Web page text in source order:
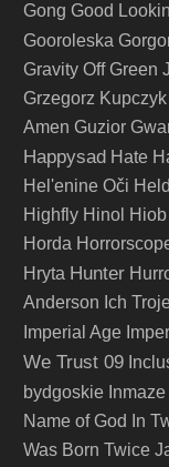
Gong Good
Gooroleska
Gravity Off Green
Grzegorz Kupczyk
Amen Guzior
Happysad Hate
Hel'enine Oči
Highfly Hinol
Horda
Hryta Hunter
Anderson Ich
Imperial Age
We Trust 09
bydgoskie Inmaze
Name of God
In
Was Born Twice